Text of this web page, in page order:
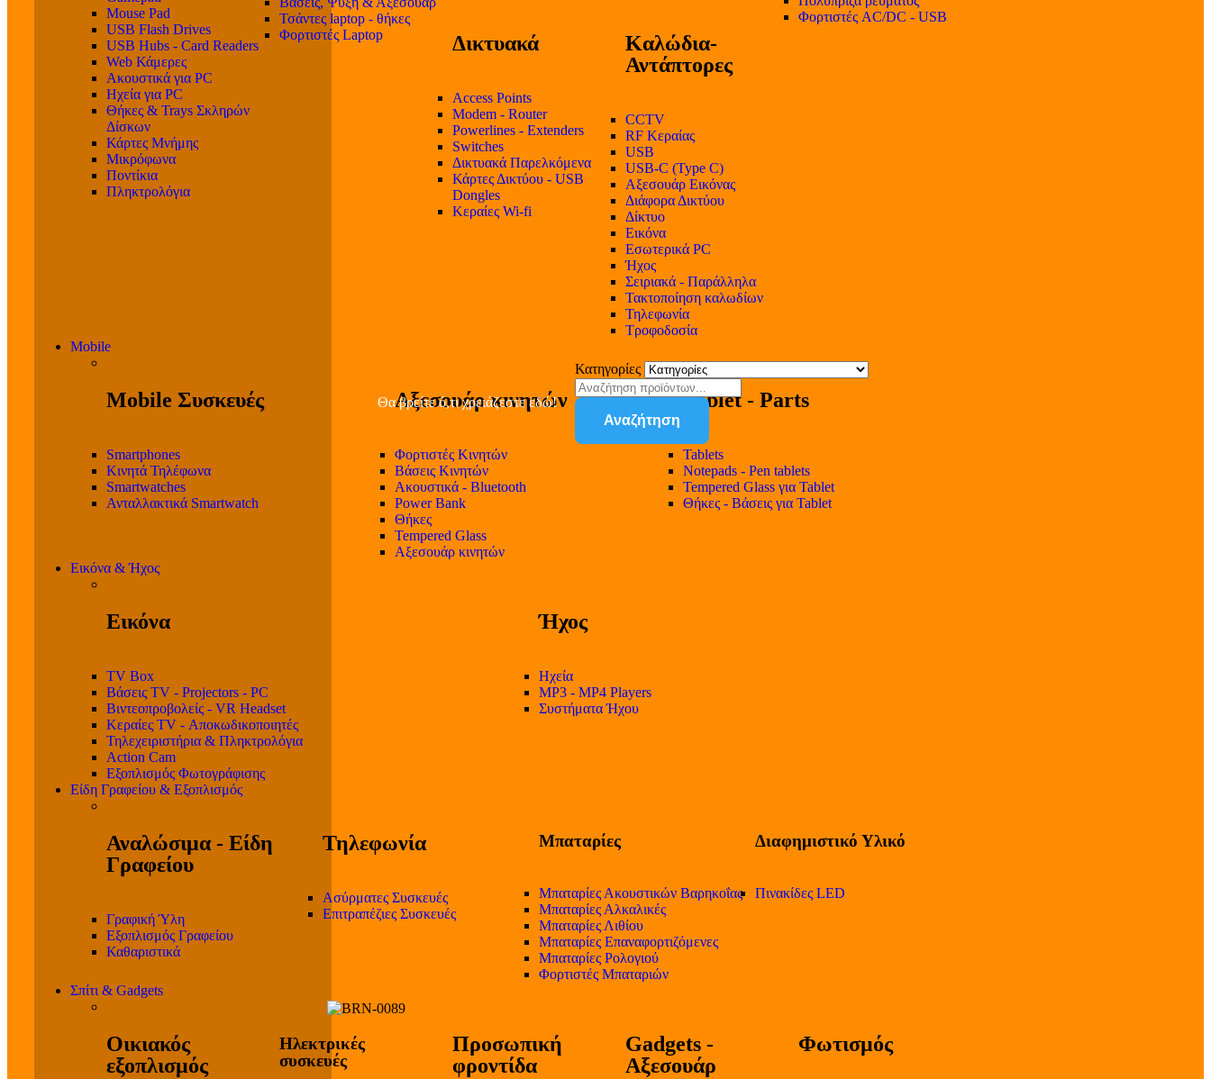
Mouse Pad
USB Flash Drives
USB Hubs - Card Readers
Web Κάμερες
Ακουστικά για PC
Ηχεία για PC
Θήκες & Trays Σκληρών
Δίσκων
Κάρτες Μνήμης
Μικρόφωνα
Ποντίκια
Πληκτρολόγια
Τσάντες laptop - θήκες
Φορτιστές Laptop
Δικτυακά
Access Points
Modem - Router
Powerlines - Extenders
Switches
Δικτυακά Παρελκόμενα
Κάρτες Δικτύου - USB
Dongles
Κεραίες Wi-fi
Καλώδια-
Αντάπτορες
CCTV
RF Κεραίας
USB
USB-C (Type C)
Αξεσουάρ Εικόνας
Διάφορα Δικτύου
Δίκτυο
Εικόνα
Εσωτερικά PC
Ήχος
Σειριακά - Παράλληλα
Τακτοποίηση καλωδίων
Τηλεφωνία
Τροφοδοσία
Φορτιστές AC/DC - USB
Mobile
Mobile Συσκευές
Smartphones
Κινητά Τηλέφωνα
Smartwatches
Ανταλλακτικά Smartwatch
Αξεσουάρ κινητών
Φορτιστές Κινητών
Βάσεις Κινητών
Ακουστικά - Bluetooth
Power Bank
Θήκες
Tempered Glass
Αξεσουάρ κινητών
Tablet - Parts
Tablets
Notepads - Pen tablets
Tempered Glass για Tablet
Θήκες - Βάσεις για Tablet
Εικόνα & Ήχος
Εικόνα
TV Box
Βάσεις TV - Projectors - PC
Βιντεοπροβολείς - VR Headset
Κεραίες TV - Αποκωδικοποιητές
Τηλεχειριστήρια & Πληκτρολόγια
Action Cam
Εξοπλισμός Φωτογράφισης
Ήχος
Ηχεία
MP3 - MP4 Players
Συστήματα Ήχου
Είδη Γραφείου & Εξοπλισμός
Αναλώσιμα - Είδη
Γραφείου
Γραφική Ύλη
Εξοπλισμός Γραφείου
Καθαριστικά
Τηλεφωνία
Ασύρματες Συσκευές
Επιτραπέζιες Συσκευές
Μπαταρίες
Μπαταρίες Ακουστικών Βαρηκοΐας
Μπαταρίες Αλκαλικές
Μπαταρίες Λιθίου
Μπαταρίες Επαναφορτιζόμενες
Μπαταρίες Ρολογιού
Φορτιστές Μπαταριών
Διαφημιστικό Υλικό
Πινακίδες LED
Σπίτι & Gadgets
Οικιακός
εξοπλισμός
Ηλεκτρικές
συσκευές
Προσωπική
φροντίδα
Gadgets -
Αξεσουάρ
Φωτισμός
Θα βρείτε ό,τι χρειάζεστε εδώ!
Κατηγορίες
Αναζήτηση